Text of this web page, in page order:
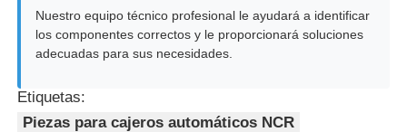
Nuestro equipo técnico profesional le ayudará a identificar
los componentes correctos y le proporcionará soluciones
adecuadas para sus necesidades.
Etiquetas:
Piezas para cajeros automáticos NCR